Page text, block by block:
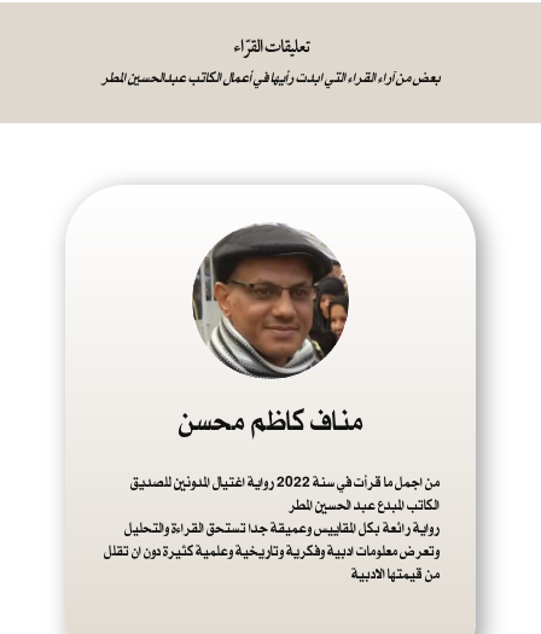
تعليقات القرّاء
بعض من آراء القراء التي ابدت رأيها في أعمال الكاتب عبدالحسين المطر
مناف كاظم محسن
من اجمل ما قرأت في سنة 2022 رواية اغتيال المدونين للصديق
الكاتب المبدع عبد الحسين المطر
رواية رائعة بكل المقاييس وعميقة جدا تستحق القراءة والتحليل
وتعرض معلومات ادبية وفكرية وتاريخية وعلمية كثيرة دون ان تقلل
من قيمتها الادبية